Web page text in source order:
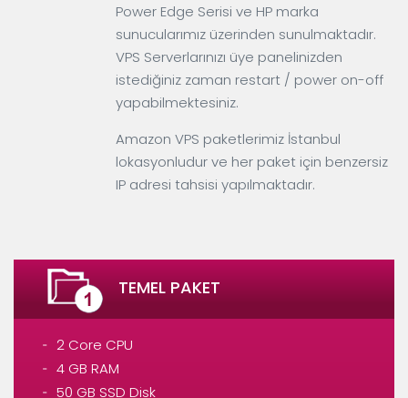
Power Edge Serisi ve HP marka
sunucularımız üzerinden sunulmaktadır.
VPS Serverlarınızı üye panelinizden
istediğiniz zaman restart / power on-off
yapabilmektesiniz.
Amazon VPS paketlerimiz İstanbul
lokasyonludur ve her paket için benzersiz
IP adresi tahsisi yapılmaktadır.
TEMEL PAKET
2 Core CPU
4 GB RAM
50 GB SSD Disk